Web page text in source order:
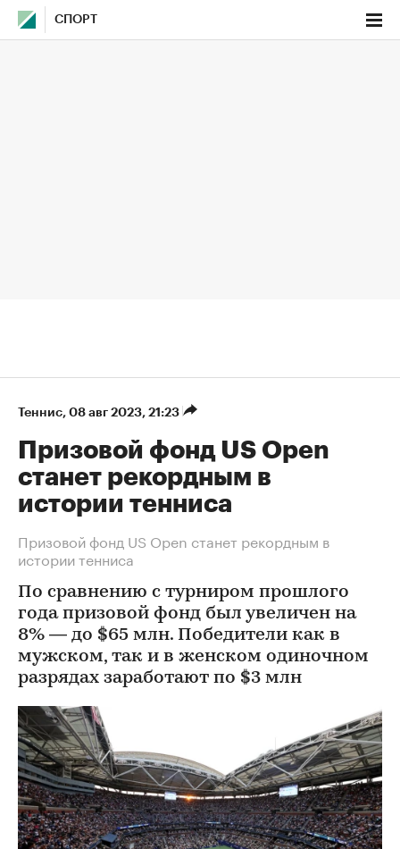
СПОРТ
Теннис⁠, 08 авг 2023, 21:23
Призовой фонд US Open
станет рекордным в
истории тенниса
Призовой фонд US Open станет рекордным в
истории тенниса
По сравнению с турниром прошлого
года призовой фонд был увеличен на
8% — до $65 млн. Победители как в
мужском, так и в женском одиночном
разрядах заработают по $3 млн